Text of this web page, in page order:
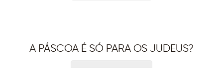
A PÁSCOA É SÓ PARA OS JUDEUS?